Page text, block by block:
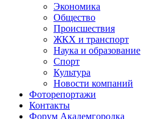
Экономика
Общество
Происшествия
ЖКХ и транспорт
Наука и образование
Спорт
Культура
Новости компаний
Фоторепортажи
Контакты
Форум Академгородка